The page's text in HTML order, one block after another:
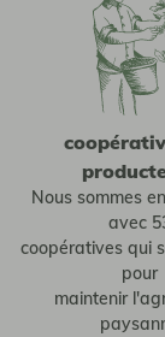
Nous sommes
avec
coopératives qui
pour
maintenir